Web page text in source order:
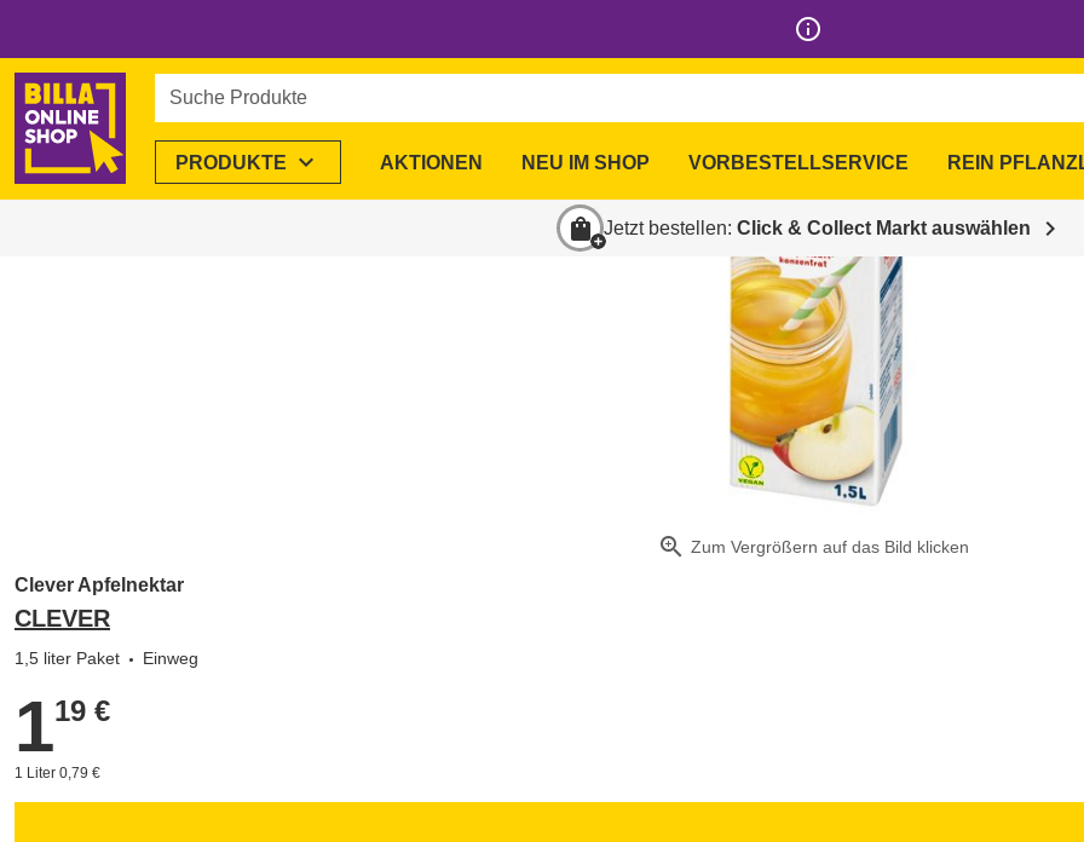
info_outline
Suche Produkte
PRODUKTE expand_more AKTIONEN NEU IM SHOP VORBESTELLSERVICE REIN
shopping_bag Jetzt bestellen: Click & Collect Markt auswählen chevron_right
zoom_in Zum Vergrößern auf das Bild klicken
Clever Apfelnektar
CLEVER
1,5 liter Paket Einweg
1,19 €
119 €
1 Liter 0,79 €